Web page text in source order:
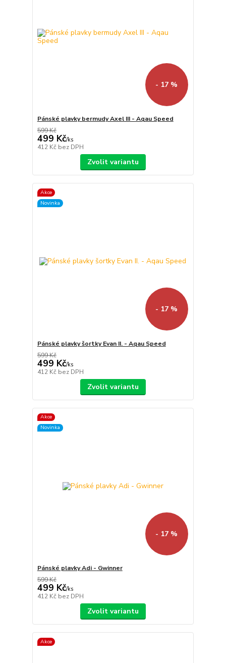
- 17 %
Pánské plavky bermudy Axel III - Aqau Speed
599 Kč
499 Kč/ks
412 Kč bez DPH
Zvolit variantu
Akce
Novinka
- 17 %
Pánské plavky šortky Evan II. - Aqau Speed
599 Kč
499 Kč/ks
412 Kč bez DPH
Zvolit variantu
Akce
Novinka
- 17 %
Pánské plavky Adi - Gwinner
599 Kč
499 Kč/ks
412 Kč bez DPH
Zvolit variantu
Akce